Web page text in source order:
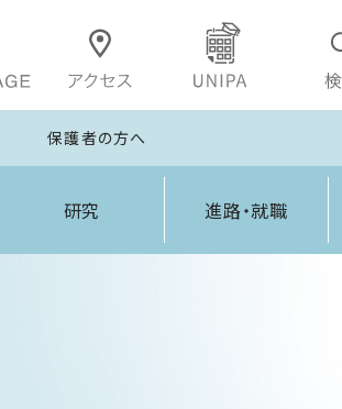
保護者の方へ
研究 進路・就職